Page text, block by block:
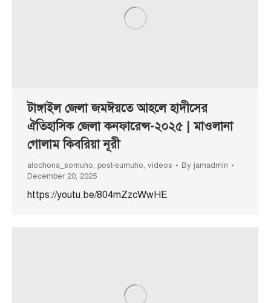
টাঙ্গাইল জেলা জমঈয়তে আহলে হাদীসের
ঐতিহাসিক জেলা কনফারেন্স-২০২৫ | মাওলানা
গোলাম কিবরিয়া নূরী
alochona_somuho, post-sumuho, videos By jamadmin
December 20, 2025
https://youtu.be/804mZzcWwHE